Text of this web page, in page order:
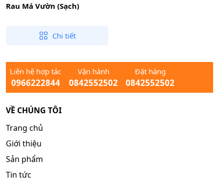
Rau Má Vườn (Sạch)
Chi tiết
Liên hệ hợp tác
0966222844
Vận hành
0842552502
Đặt hàng
0842552502
VỀ CHÚNG TÔI
Trang chủ
Giới thiệu
Sản phẩm
Tin tức